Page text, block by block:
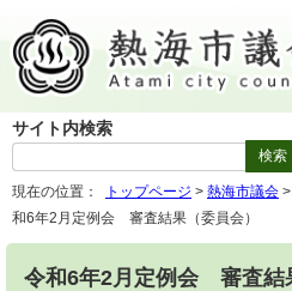
サイト内検索
現在の位置： トップページ > 熱海市議会 >
和6年2月定例会 審査結果（委員会）
令和6年2月定例会 審査結